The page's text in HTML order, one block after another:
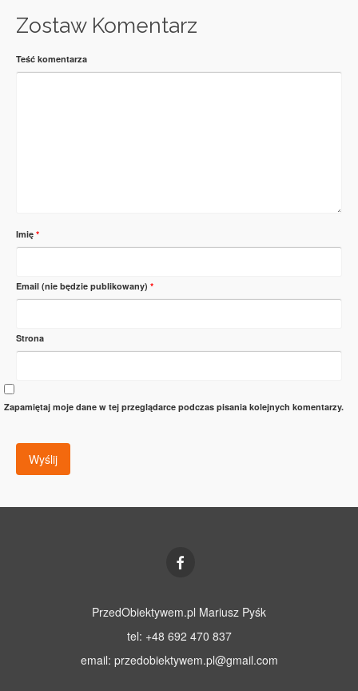
Zostaw Komentarz
Teść komentarza
Imię *
Email (nie będzie publikowany) *
Strona
Zapamiętaj moje dane w tej przeglądarce podczas pisania kolejnych komentarzy.
PrzedObiektywem.pl Mariusz Pyśk
tel: +48 692 470 837
email: przedobiektywem.pl@gmail.com